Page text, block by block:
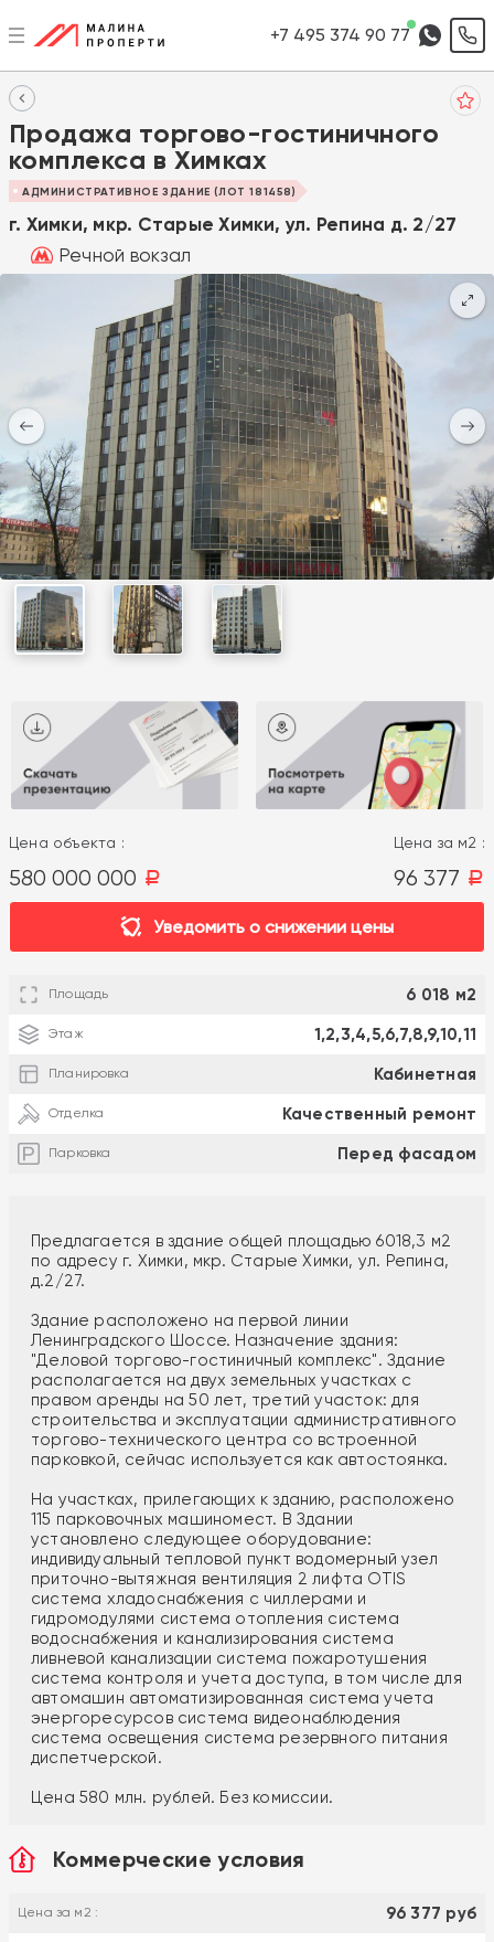
+7 495 374 90 77
Продажа торгово-гостиничного
комплекса в Химках
АДМИНИСТРАТИВНОЕ ЗДАНИЕ (ЛОТ 181458)
г. Химки, мкр. Старые Химки, ул. Репина д. 2/27
Речной вокзал
Цена объекта :
580 000 000 a
Цена за м2 :
96 377 a
Уведомить о снижении цены
Площадь 6 018 м2
Этаж 1,2,3,4,5,6,7,8,9,10,11
Планировка Кабинетная
Отделка Качественный ремонт
Парковка Перед фасадом
Предлагается в здание общей площадью 6018,3 м2
по адресу г. Химки, мкр. Старые Химки, ул. Репина,
д.2/27.
Здание расположено на первой линии
Ленинградского Шоссе. Назначение здания:
"Деловой торгово-гостиничный комплекс". Здание
располагается на двух земельных участках с
правом аренды на 50 лет, третий участок: для
строительства и эксплуатации административного
торгово-технического центра со встроенной
парковкой, сейчас используется как автостоянка.
На участках, прилегающих к зданию, расположено
115 парковочных машиномест. В Здании
установлено следующее оборудование:
индивидуальный тепловой пункт водомерный узел
приточно-вытяжная вентиляция 2 лифта OTIS
система хладоснабжения с чиллерами и
гидромодулями система отопления система
водоснабжения и канализирования система
ливневой канализации система пожаротушения
система контроля и учета доступа, в том числе для
автомашин автоматизированная система учета
энергоресурсов система видеонаблюдения
система освещения система резервного питания
диспетчерской.
Цена 580 млн. рублей. Без комиссии.
Коммерческие условия
Цена за м2 : 96 377 руб